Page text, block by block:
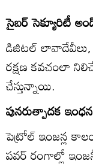
సైబర్‌ సెక్యూరిటీ
డిజిటల్‌ లావాదేవీలు,
రక్షణ కవచంలా
చేస్తున్నాయి.
పునరుత్పాదక
పెట్రోల్‌ ఇంజన్ల
పవర్‌ రంగాల్లో